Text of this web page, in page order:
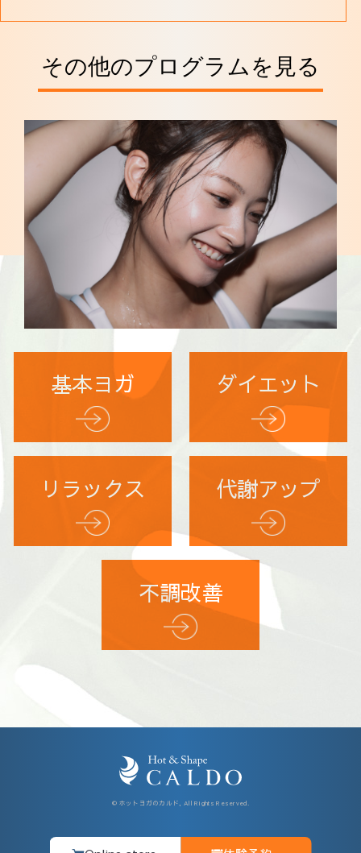
その他のプログラムを見る
基本ヨガ ダイエット
リラックス 代謝アップ
不調改善
© ホットヨガのカルド, All Rights Reserved.